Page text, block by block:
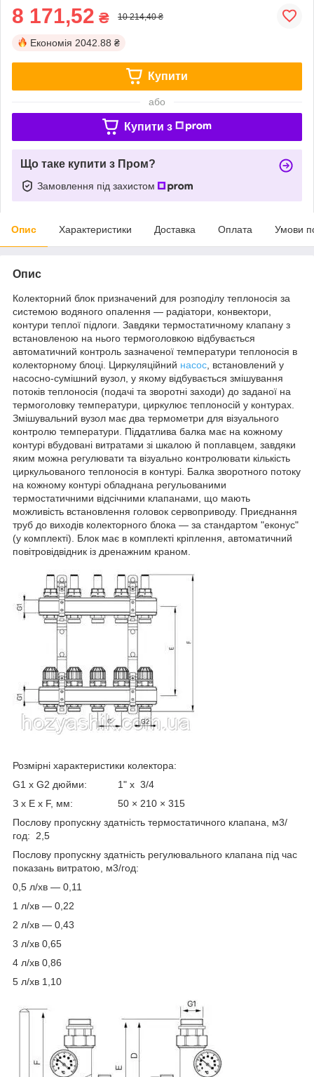
8 171,52 ₴ 10 214,40 ₴
Економія 2042.88 ₴
Купити
або
Купити з
Що таке купити з Пром?
Замовлення під захистом
Опис Характеристики Доставка Оплата Умови
Опис
Колекторний блок призначений для розподілу теплоносія за
системою водяного опалення — радіатори, конвектори,
контури теплої підлоги. Завдяки термостатичному клапану з
встановленою на нього термоголовкою відбувається
автоматичний контроль зазначеної температури теплоносія в
колекторному блоці. Циркуляційний насос , встановлений у
насосно-сумішний вузол, у якому відбувається змішування
потоків теплоносія (подачі та зворотні заходи) до заданої на
термоголовку температури, циркулює теплоносій у контурах.
Змішувальний вузол має два термометри для візуального
контролю температури. Піддатлива балка має на кожному
контурі вбудовані витратами зі шкалою й поплавцем, завдяки
яким можна регулювати та візуально контролювати кількість
циркульованого теплоносія в контурі. Балка зворотного потоку
на кожному контурі обладнана регульованими
термостатичними відсічними клапанами, що мають
можливість встановлення головок сервоприводу. Приєднання
труб до виходів колекторного блока — за стандартом "еконус"
(у комплекті). Блок має в комплекті кріплення, автоматичний
повітровідвідник із дренажним краном.
Розмірні характеристики колектора:
G1 x G2 дюйми: 1" х 3/4
З x E x F, мм: 50 × 210 × 315
Послову пропускну здатність термостатичного клапана, м3/
год: 2,5
Послову пропускну здатність регулювального клапана під час
показань витратою, м3/год:
0,5 л/хв — 0,11
1 л/хв — 0,22
2 л/хв — 0,43
3 л/хв 0,65
4 л/хв 0,86
5 л/хв 1,10